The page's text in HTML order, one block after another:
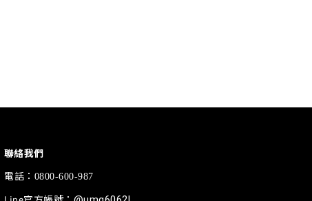
聯絡我們
電話： 0800-600-987